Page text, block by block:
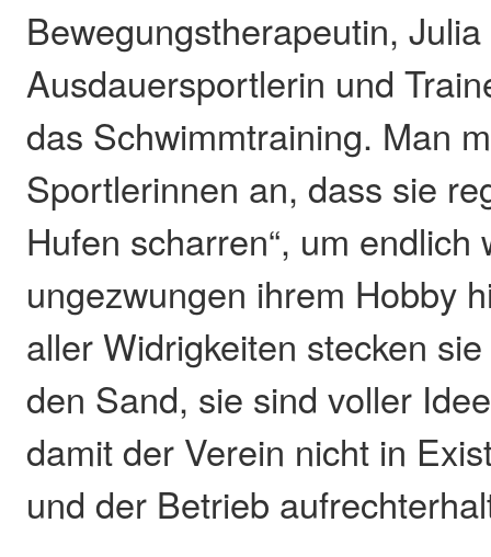
Bewegungstherapeutin,
Ausdauersportlerin und
das Schwimmtraining. Man
Sportlerinnen an, dass sie
Hufen scharren“, um endlich
ungezwungen ihrem Hobby
aller Widrigkeiten stecken
den Sand, sie sind voller
damit der Verein nicht in
und der Betrieb